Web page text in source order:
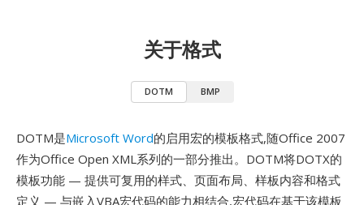
关于格式
DOTM BMP
DOTM是Microsoft Word的启用宏的模板格式,随Office 2007
作为Office Open XML系列的一部分推出。DOTM将DOTX的
模板功能 — 提供可复用的样式、页面布局、样板内容和格式
定义 — 与嵌入VBA宏代码的能力相结合,宏代码在基于该模板